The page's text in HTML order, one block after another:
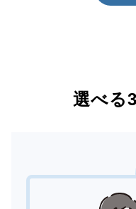
選べる